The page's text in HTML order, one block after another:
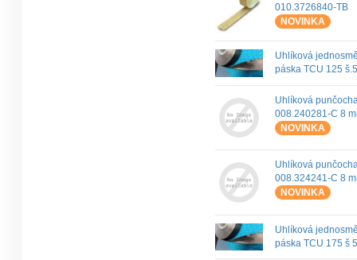
010.3726840-TB
NOVINKA
Uhlíková
páska TCU 125
Uhlíková
008.240281-C 8
NOVINKA
Uhlíková
008.324241-C 8
NOVINKA
Uhlíková
páska TCU 175 š